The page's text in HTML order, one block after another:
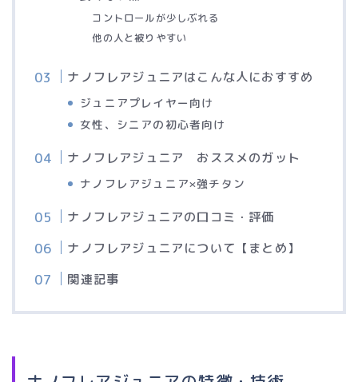
コントロールが少しぶれる
他の人と被りやすい
ナノフレアジュニアはこんな人におすすめ
ジュニアプレイヤー向け
女性、シニアの初心者向け
ナノフレアジュニア おススメのガット
ナノフレアジュニア×強チタン
ナノフレアジュニアの口コミ・評価
ナノフレアジュニアについて【まとめ】
関連記事